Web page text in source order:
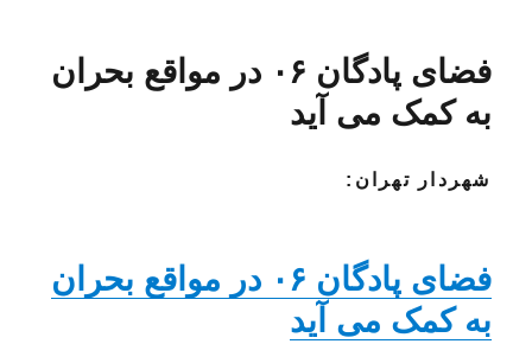
فضای پادگان ۰۶ در مواقع بحران
به کمک می آید
شهردار تهران:
فضای پادگان ۰۶ در مواقع بحران
به کمک می آید